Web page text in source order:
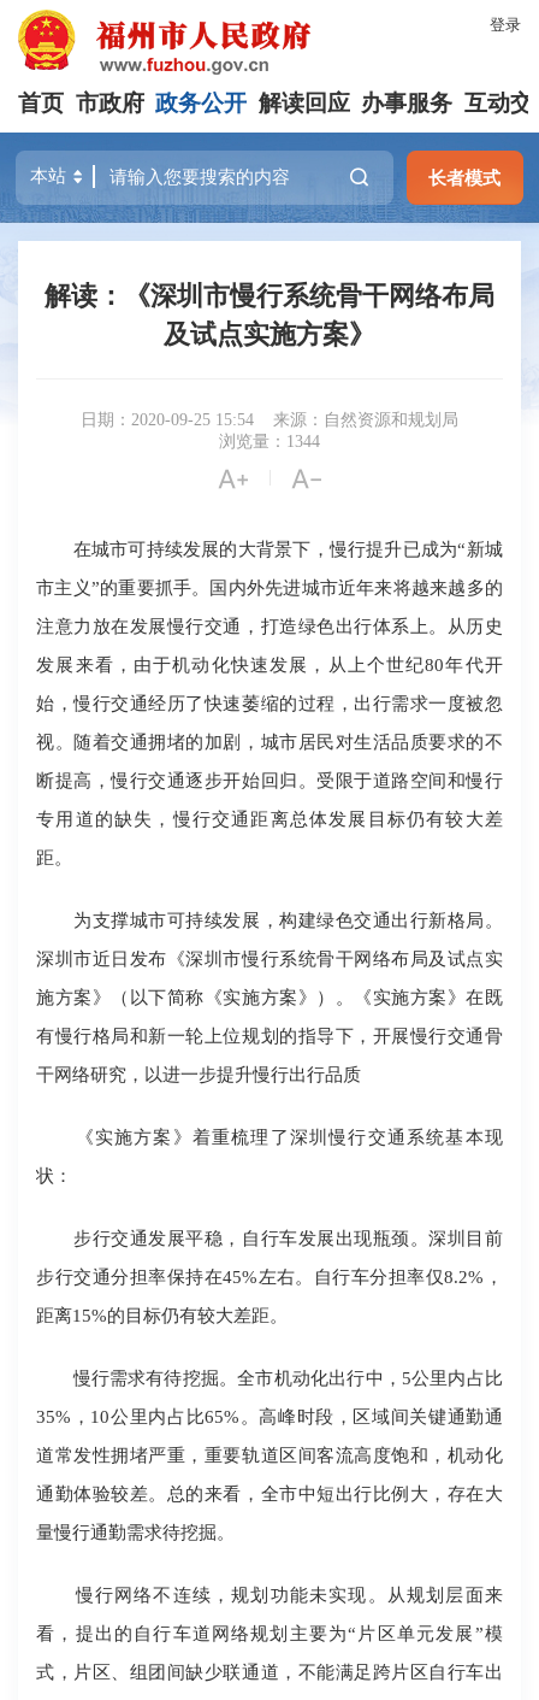
登录
首页 市政府 政务公开 解读回应 办事服务 互动交
长者模式
解读：《深圳市慢行系统骨干网络布局
及试点实施方案》
日期：2020-09-25 15:54
来源：自然资源和规划局
浏览量：1344
 | 
在城市可持续发展的大背景下，慢行提升已成为“新城
市主义”的重要抓手。国内外先进城市近年来将越来越多的
注意力放在发展慢行交通，打造绿色出行体系上。从历史
发展来看，由于机动化快速发展，从上个世纪80年代开
始，慢行交通经历了快速萎缩的过程，出行需求一度被忽
视。随着交通拥堵的加剧，城市居民对生活品质要求的不
断提高，慢行交通逐步开始回归。受限于道路空间和慢行
专用道的缺失，慢行交通距离总体发展目标仍有较大差
距。
为支撑城市可持续发展，构建绿色交通出行新格局。
深圳市近日发布《深圳市慢行系统骨干网络布局及试点实
施方案》（以下简称《实施方案》）。《实施方案》在既
有慢行格局和新一轮上位规划的指导下，开展慢行交通骨
干网络研究，以进一步提升慢行出行品质
《实施方案》着重梳理了深圳慢行交通系统基本现
状：
步行交通发展平稳，自行车发展出现瓶颈。深圳目前
步行交通分担率保持在45%左右。自行车分担率仅8.2%，
距离15%的目标仍有较大差距。
慢行需求有待挖掘。全市机动化出行中，5公里内占比
35%，10公里内占比65%。高峰时段，区域间关键通勤通
道常发性拥堵严重，重要轨道区间客流高度饱和，机动化
通勤体验较差。总的来看，全市中短出行比例大，存在大
量慢行通勤需求待挖掘。
慢行网络不连续，规划功能未实现。从规划层面来
看，提出的自行车道网络规划主要为“片区单元发展”模
式，片区、组团间缺少联通道，不能满足跨片区自行车出